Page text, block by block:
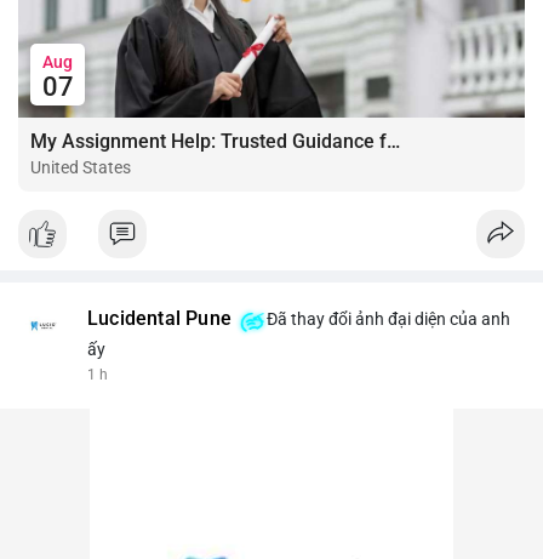
Aug
07
My Assignment Help: Trusted Guidance for Academic Excellence
United States
Lucidental Pune
Đã thay đổi ảnh đại diện của anh
ấy
1 h